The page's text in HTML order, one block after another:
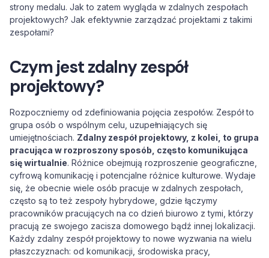
strony medalu. Jak to zatem wygląda w zdalnych zespołach
projektowych? Jak efektywnie zarządzać projektami z takimi
zespołami?
Czym jest zdalny zespół
projektowy?
Rozpoczniemy od zdefiniowania pojęcia zespołów. Zespół to
grupa osób o wspólnym celu, uzupełniających się
umiejętnościach. Zdalny zespół projektowy, z kolei, to grupa
pracująca w rozproszony sposób, często komunikująca
się wirtualnie. Różnice obejmują rozproszenie geograficzne,
cyfrową komunikację i potencjalne różnice kulturowe. Wydaje
się, że obecnie wiele osób pracuje w zdalnych zespołach,
często są to też zespoły hybrydowe, gdzie łączymy
pracowników pracujących na co dzień biurowo z tymi, którzy
pracują ze swojego zacisza domowego bądź innej lokalizacji.
Każdy zdalny zespół projektowy to nowe wyzwania na wielu
płaszczyznach: od komunikacji, środowiska pracy,